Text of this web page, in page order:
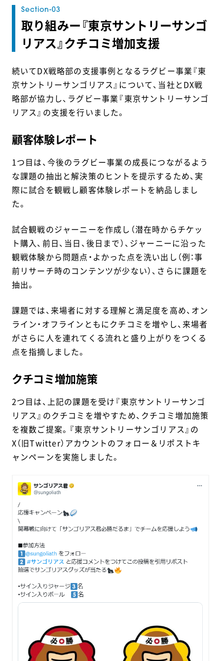
取り組みー『東京サントリーサンゴ
リアス』クチコミ増加支援
続いてDX戦略部の支援事例となるラグビー事業『東
京サントリーサンゴリアス』について、当社とDX戦
略部が協力し、ラグビー事業『東京サントリーサンゴ
リアス』の支援を行いました。
顧客体験レポート
1つ目は、今後のラグビー事業の成長につながるよう
な課題の抽出と解決策のヒントを提示するため、実
際に試合を観戦し顧客体験レポートを納品しまし
た。
試合観戦のジャーニーを作成し（潜在時からチケッ
ト購入、前日、当日、後日まで）、ジャーニーに沿った
観戦体験から問題点・よかった点を洗い出し（例：事
前リサーチ時のコンテンツが少ない）、さらに課題を
抽出。
課題では、来場者に対する理解と満足度を高め、オン
ライン・オフラインともにクチコミを増やし、来場者
がさらに人を連れてくる流れと盛り上がりをつくる
点を指摘しました。
クチコミ増加施策
2つ目は、上記の課題を受け『東京サントリーサンゴ
リアス』のクチコミを増やすため、クチコミ増加施策
を複数ご提案。『東京サントリーサンゴリアス』の
X（旧Twitter）アカウントのフォロー＆リポストキ
ャンペーンを実施しました。